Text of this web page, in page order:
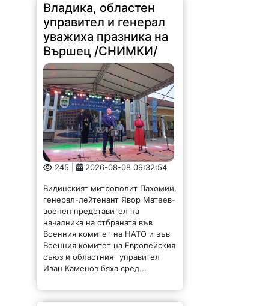
Владика, областен
управител и генерал
уважиха празника на
Вършец /СНИМКИ/
245 | 2026-08-08 09:32:54
Видинският митрополит Пахомий,
генерал-лейтенант Явор Матеев-
военен представител на
началника на отбраната във
Военния комитет на НАТО и във
Военния комитет на Европейския
съюз и областният управител
Иван Каменов бяха сред...